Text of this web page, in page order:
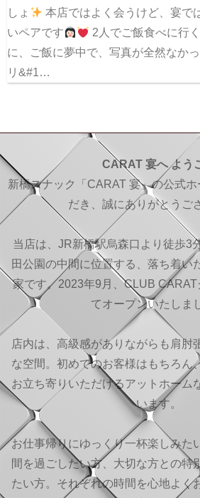
しょ
本店ではよく会うけど、宴で
いペアです
2人でご飯食べに行
に、ご飯に夢中で、写真が全然なか
リ&#1…
CARAT 宴へ よう
新橋スナック「CARAT 宴」の公式
だき、誠にありがとうご
当店は、JR新橋駅烏森口より徒歩3
田公園の中間に位置する、落ち着い
家です。2023年9月、CLUB
てオープンいたしま
店内は、高級感がありながらも肩肘
な空間。初めてのお客様はもちろん
お立ち寄りいただけるアットホーム
います。
お仕事帰りにゆっくり一杯楽しみた
間を過ごしたい方、大切な方との特
たい方。それぞれの時間を心地よく